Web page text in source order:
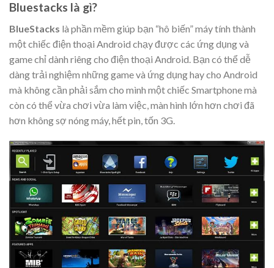
Bluestacks là gì?
BlueStacks là phần mềm giúp bạn “hô biến” máy tính thành
một chiếc điện thoại Android chạy được các ứng dụng và
game chỉ dành riêng cho điện thoại Android. Bạn có thể dễ
dàng trải nghiệm những game và ứng dụng hay cho Android
mà không cần phải sắm cho mình một chiếc Smartphone mà
còn có thể vừa chơi vừa làm việc, màn hình lớn hơn chơi đã
hơn không sợ nóng máy, hết pin, tốn 3G.